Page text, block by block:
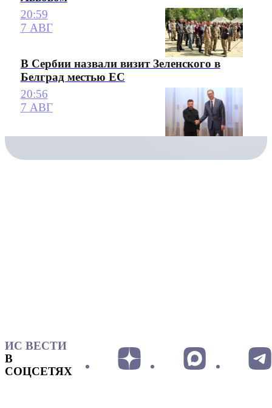
20:59
7 АВГ
В Сербии назвали визит Зеленского в
Белград местью ЕС
20:56
7 АВГ
ИС ВЕСТИ
В
СОЦСЕТЯХ